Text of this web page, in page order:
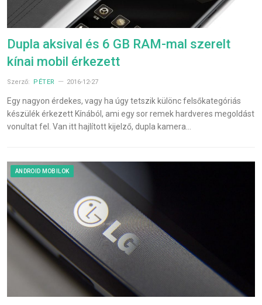
Dupla aksival és 6 GB RAM-mal szerelt
kínai mobil érkezett
Szerző: PÉTER 2016-12-27
Egy nagyon érdekes, vagy ha úgy tetszik különc felsőkategóriás
készülék érkezett Kínából, ami egy sor remek hardveres megoldást
vonultat fel. Van itt hajlított kijelző, dupla kamera…
ANDROID MOBILOK